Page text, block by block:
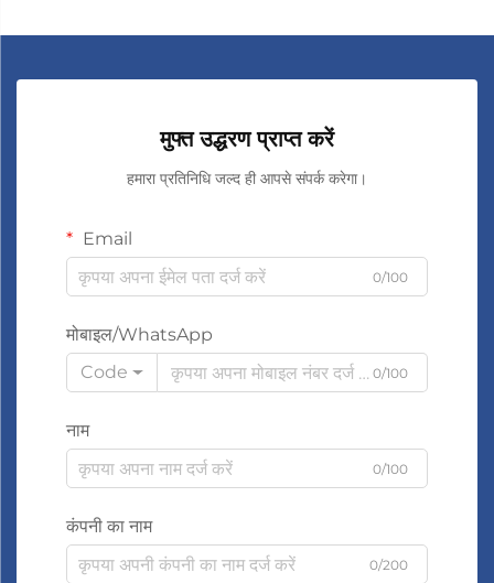
मुफ्त उद्धरण प्राप्त करें
हमारा प्रतिनिधि जल्द ही आपसे संपर्क करेगा।
Email
0/100
मोबाइल/WhatsApp
Code
0/100
नाम
0/100
कंपनी का नाम
0/200